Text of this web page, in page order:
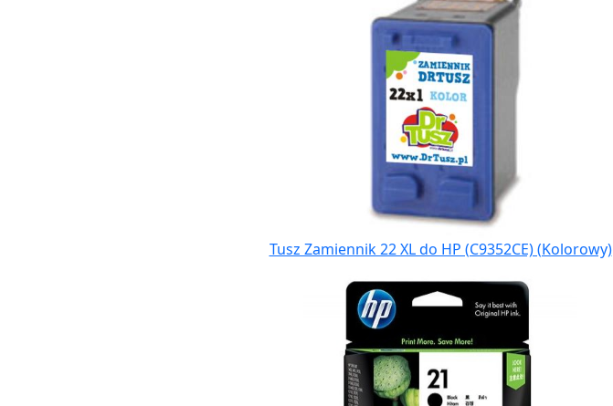
Tusz Zamiennik 22 XL do HP (C9352CE) (Kolorowy)